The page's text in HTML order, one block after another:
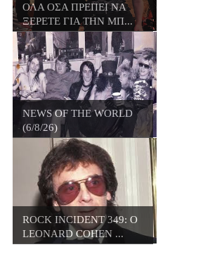
ΟΛΑ ΟΣΑ ΠΡΕΠΕΙ ΝΑ
ΞΕΡΕΤΕ ΓΙΑ ΤΗΝ ΜΠ...
NEWS OF THE WORLD
(6/8/26)
ROCK INCIDENT 349: O
LEONARD COHEN ...